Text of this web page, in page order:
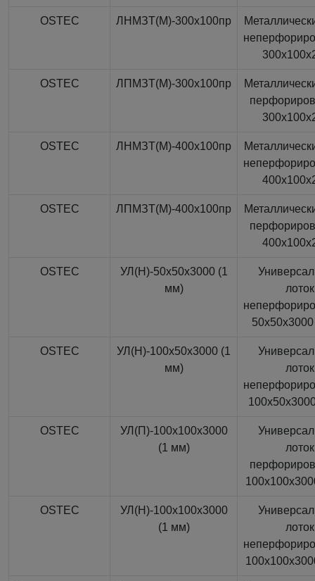
OSTEC ЛНМЗТ(М)-300x100пр
OSTEC ЛПМЗТ(М)-300x100пр
OSTEC ЛНМЗТ(М)-400x100пр
OSTEC ЛПМЗТ(М)-400x100пр
OSTEC
УЛ(Н)-50x50x3000 (1
мм)
лоток
OSTEC
УЛ(Н)-100x50x3000 (1
мм)
лоток
OSTEC
УЛ(П)-100x100x3000
(1 мм)
лоток
OSTEC
УЛ(Н)-100x100x3000
(1 мм)
лоток